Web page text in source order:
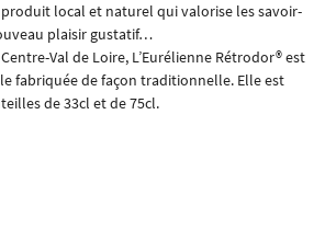
VALIDER VOTRE PANIER
INSCRIPTION
local et naturel qui valorise les savoir-
plaisir gustatif…
Val de Loire, L’Eurélienne Rétrodor® est
fabriquée de façon traditionnelle. Elle est
de 33cl et de 75cl.